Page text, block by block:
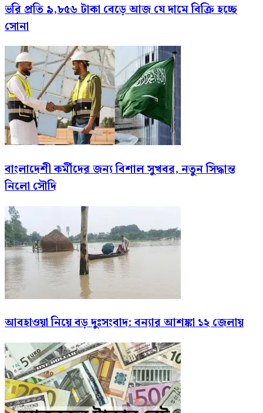
ভরি প্রতি ৯,৮৫৬ টাকা বেড়ে আজ যে দামে বিক্রি হচ্ছে
সোনা
বাংলাদেশী কর্মীদের জন্য বিশাল সুখবর, নতুন সিদ্ধান্ত
নিলো সৌদি
আবহাওয়া নিয়ে বড় দুঃসংবাদ: বন্যার আশঙ্কা ১২ জেলায়